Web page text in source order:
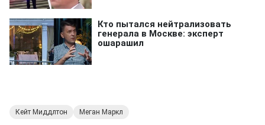
Кейт Миддлтон Меган Маркл